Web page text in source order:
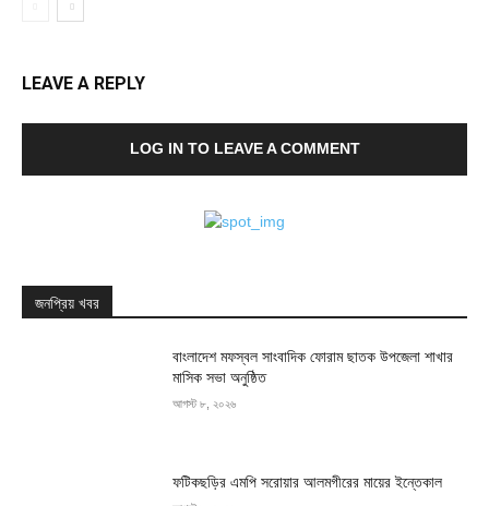
LEAVE A REPLY
LOG IN TO LEAVE A COMMENT
জনপ্রিয় খবর
বাংলাদেশ মফস্বল সাংবাদিক ফোরাম ছাতক উপজেলা শাখার
মাসিক সভা অনুষ্ঠিত
আগস্ট ৮, ২০২৬
ফটিকছড়ির এমপি সরোয়ার আলমগীরের মায়ের ইন্তেকাল